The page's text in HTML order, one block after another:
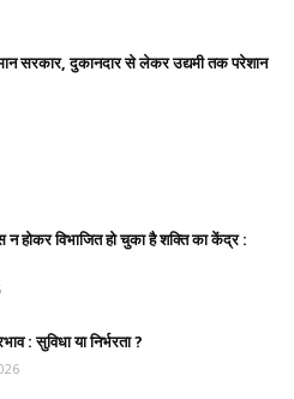
सरकार, दुकानदार से लेकर उद्यमी तक परेशान
होकर विभाजित हो चुका है शक्ति का केंद्र :
: सुविधा या निर्भरता ?